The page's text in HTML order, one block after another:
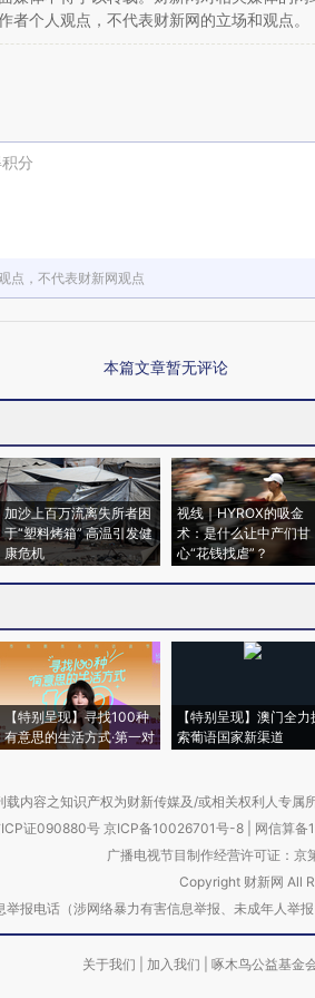
者个人观点，不代表财新网的立场和观点。
分
点，不代表财新网观点
本篇文章暂无评论
加沙上百万流离失所者困
于“塑料烤箱” 高温引发健
康危机
视线｜HYROX的吸金
术：是什么让中产们甘
心“花钱找虐”？
【特别呈现】寻找100种
有意思的生活方式·第一对
【特别呈现】澳门全力
索葡语国家新渠道
载内容之知识产权为财新传媒及/或相关权利人专
证090880号 京ICP备10026701号-8 网信算
广播电视节目制作经营许可证：京
Copyright 财新网 All
举报电话（涉网络暴力有害信息举报、未成年人
关于我们 加入我们 啄木鸟公益基金